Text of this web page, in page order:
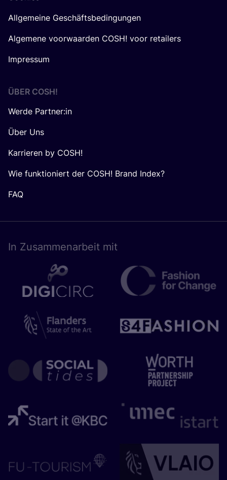
Allgemeine Geschäftsbedingungen
Algemene voorwaarden COSH! voor retailers
Impressum
ÜBER COSH!
Werde Partner:in
Über Uns
Karrieren by COSH!
Wie funktioniert der COSH! Brand Index?
FAQ
In Zusam­men­ar­beit mit